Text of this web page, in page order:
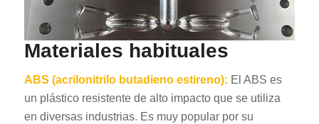
Materiales habituales
ABS (acrilonitrilo butadieno estireno): El ABS es
un plástico resistente de alto impacto que se utiliza
en diversas industrias. Es muy popular por su